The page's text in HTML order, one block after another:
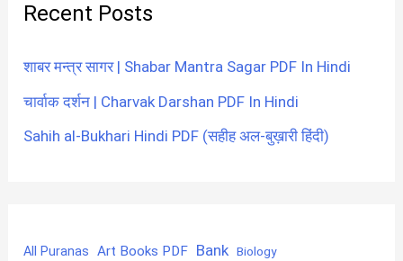
Recent Posts
शाबर मन्त्र सागर | Shabar Mantra Sagar PDF In Hindi
चार्वाक दर्शन | Charvak Darshan PDF In Hindi
Sahih al-Bukhari Hindi PDF (सहीह अल-बुख़ारी हिंदी)
All Puranas Art Books PDF Bank Biology